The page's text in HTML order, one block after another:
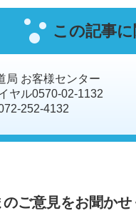
この記事
局 お客様センター
ヤル0570-02-1132
252-4132
のご意見をお聞かせ